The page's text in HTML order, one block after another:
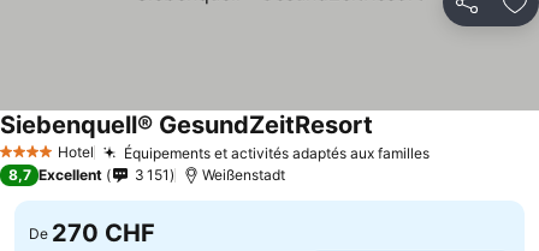
Partager
4 Étoiles Hotel Équipements et activités adaptés aux famillesConsulter
Siebenquell® GesundZeitResort
8,7 Excellent 3 151 Weißenstadt
De 270 CHF